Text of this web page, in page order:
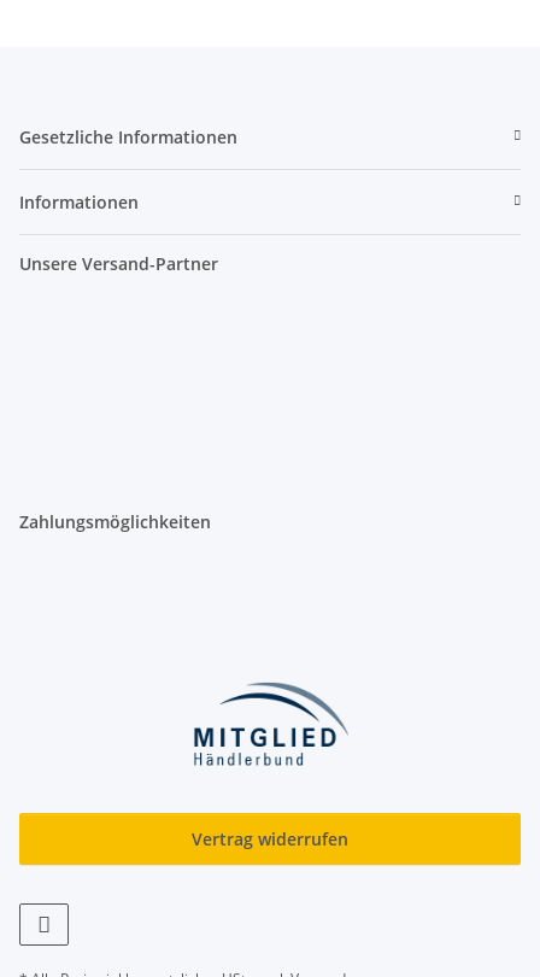
Gesetzliche Informationen
Informationen
Unsere Versand-Partner
Zahlungsmöglichkeiten
Vertrag widerrufen